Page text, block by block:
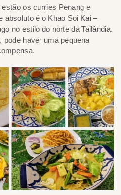
os curries Penang e
absoluto é o Khao Soi Kai –
no estilo do norte da Tailândia.
pode haver uma pequena